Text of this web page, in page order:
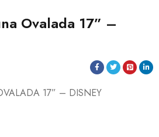
Ovalada 17” –
17” – DISNEY